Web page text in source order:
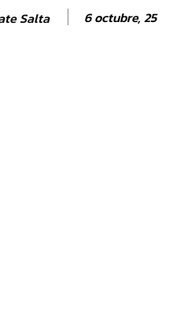
Salta 6 octubre, 25